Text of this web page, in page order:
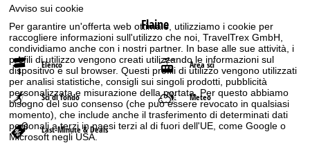
Avviso sui cookie
Per garantire un'offerta web ottimale, utilizziamo i cookie per
raccogliere informazioni sull'utilizzo che noi, TravelTrex GmbH,
condividiamo anche con i nostri partner. In base alle sue attività, i
profili di utilizzo vengono creati utilizzando le informazioni sul
dispositivo e sul browser. Questi profili di utilizzo vengono utilizzati
per analisi statistiche, consigli sui singoli prodotti, pubblicità
personalizzata e misurazione della portata. Per questo abbiamo
bisogno del suo consenso (che può essere revocato in qualsiasi
momento), che include anche il trasferimento di determinati dati
personali a terzi in paesi terzi al di fuori dell'UE, come Google o
Microsoft negli USA.
Flaine
Elenco Area sci
Sci di fondo Meteo
Last-Minute & Deals